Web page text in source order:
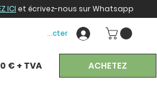
ICI et écrivez-nous sur Whatsapp
Se connecter
€ + TVA ACHETEZ